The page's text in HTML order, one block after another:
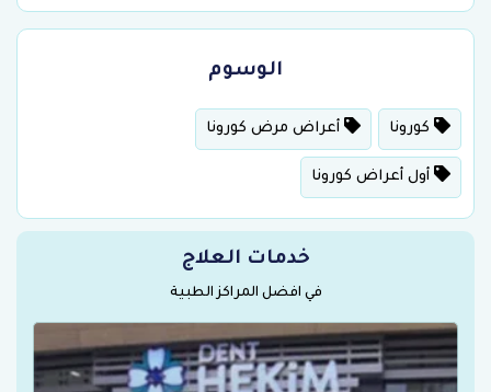
الوسوم
كورونا أعراض مرض كورونا
أول أعراض كورونا
خدمات العلاج
في افضل المراكز الطبية